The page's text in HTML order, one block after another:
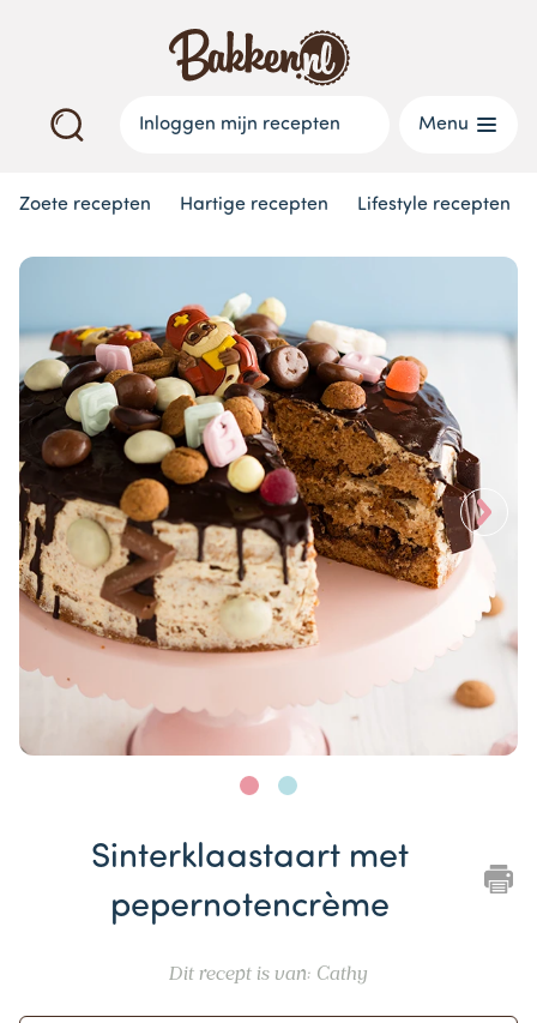
Inloggen mijn recepten Menu
Zoete recepten Hartige recepten Lifestyle recepten
Sinterklaastaart met
pepernotencrème
Dit recept is van: Cathy